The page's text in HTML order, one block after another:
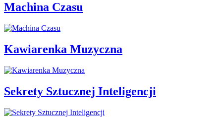
Machina Czasu
Kawiarenka Muzyczna
Sekrety Sztucznej Inteligencji